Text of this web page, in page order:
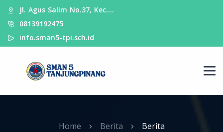
Jl. Agus Salim No.37, Kec.…
08139192475
info.sman5-tpi.sch.id
Home Berita Berita